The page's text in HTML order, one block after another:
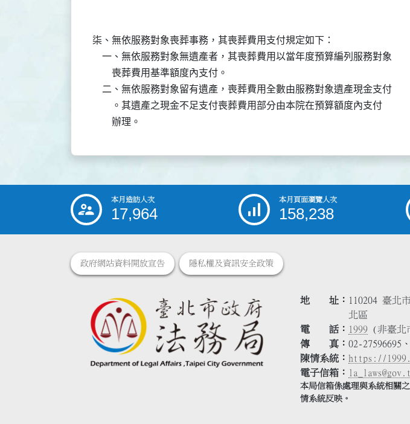
柒、無依服務對象喪葬事務，其喪葬費用支付規定如下：
    一、無依服務對象無遺產者，其喪葬費用以當年度預算編列服務對象
        喪葬費用基準額度內支付。
    二、無依服務對象留有遺產，喪葬費用全數由服務對象遺產現金支付
        。其遺產之現金不足支付喪葬費用部分由本院在預算額度內支付
::: 本月造訪人次
17,964
本月頁面瀏覽人次
158,238
政府網站資料開放宣告 隱私權及資訊安全政策
地 址
110204 臺北
北區
電 話
1999 (非臺北
傳 真
02-27596695
陳情系統
https://
電子信箱
本局信箱係處理與系統相關
情系統反映。